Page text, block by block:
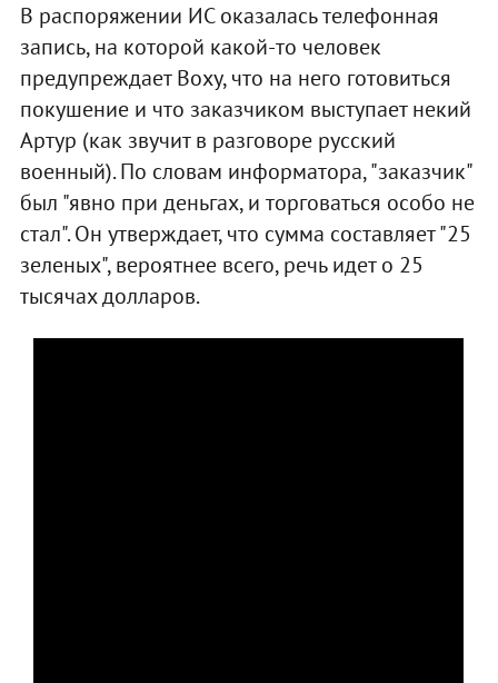
В распоряжении ИС оказалась телефонная
запись, на которой какой-то человек
предупреждает Воху, что на него готовиться
покушение и что заказчиком выступает некий
Артур (как звучит в разговоре русский
военный). По словам информатора, "заказчик"
был "явно при деньгах, и торговаться особо не
стал". Он утверждает, что сумма составляет "25
зеленых", вероятнее всего, речь идет о 25
тысячах долларов.